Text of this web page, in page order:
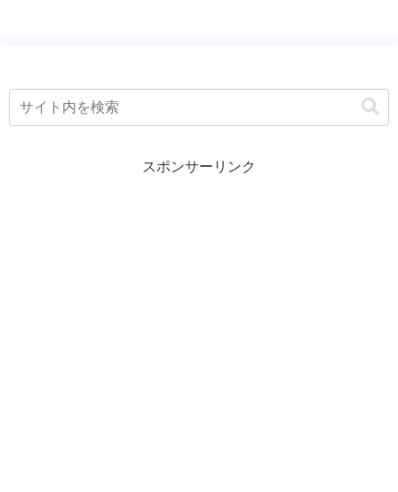
スポンサーリンク